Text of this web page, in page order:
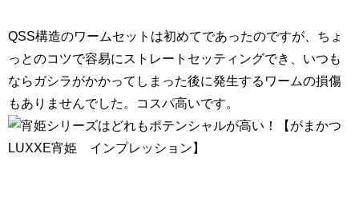
QSS構造のワームセットは初めてであったのですが、ちょ
っとのコツで容易にストレートセッティングでき、いつも
ならガシラがかかってしまった後に発生するワームの損傷
もありませんでした。コスパ高いです。